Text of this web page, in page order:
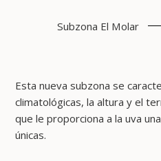
Subzona El Molar
Esta nueva subzona se
climatológicas, la altura y el
que le proporciona a la uva
únicas.